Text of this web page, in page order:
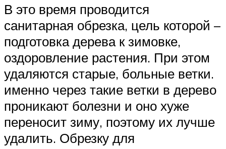
В это время проводится
санитарная обрезка, цель которой –
подготовка дерева к зимовке,
оздоровление растения. При этом
удаляются старые, больные ветки.
именно через такие ветки в дерево
проникают болезни и оно хуже
переносит зиму, поэтому их лучше
удалить. Обрезку для